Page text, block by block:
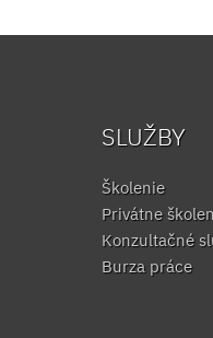
SLUŽBY
Školenie
Privátne
Konzultačné
Burza práce